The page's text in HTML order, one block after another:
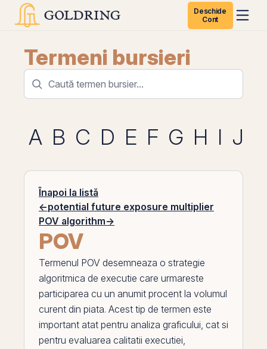
Deschide
Cont
Termeni bursieri
A B C D E F G H I J
Înapoi la listă
←potential future exposure multiplier
POV algorithm→
POV
Termenul POV desemneaza o strategie
algoritmica de executie care urmareste
participarea cu un anumit procent la volumul
curent din piata. Acest tip de termen este
important atat pentru analiza graficului, cat si
pentru evaluarea calitatii executiei,